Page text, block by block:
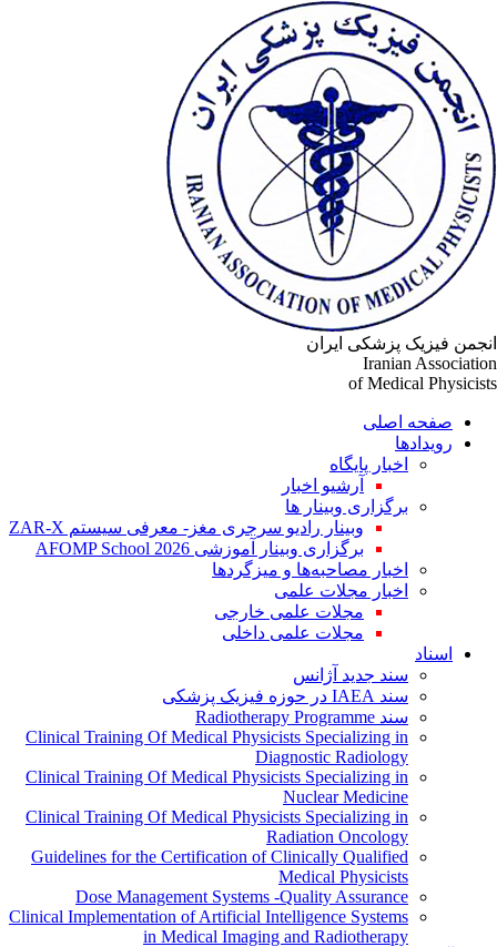
فیزیک پزشکی ایران
Iranian
of Medical
صفحه اصلی
رویدادها
اخبار پایگاه
آرشیو اخبار
برگزاری وبینار ها
وبینار رادیو سرجری مغز- معرفی سیستم ZAR-X
برگزاری وبینار آموزشی AFOMP School 2026
اخبار مصاحبه‌ها و میزگردها
اخبار مجلات علمی
مجلات علمی خارجی
مجلات علمی داخلی
اسناد
سند جدید آژانس
سند IAEA در حوزه فیزیک پزشکی
سند Radiotherapy Programme
Clinical Training Of Medical Physicists Specializing in
Diagnostic Radiology
Clinical Training Of Medical Physicists Specializing in
Nuclear Medicine
Clinical Training Of Medical Physicists Specializing in
Radiation Oncology
Guidelines for the Certification of Clinically Qualified
Medical Physicists
Dose Management Systems -Quality Assurance
Clinical Implementation of Artificial Intelligence Systems
in Medical Imaging and Radiotherapy